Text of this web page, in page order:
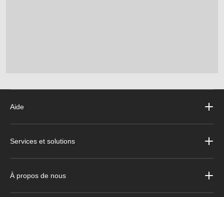
Aide
Services et solutions
À propos de nous